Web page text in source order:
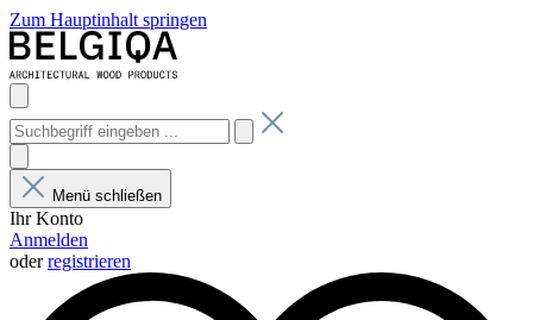
Zum Hauptinhalt springen
Menü schließen
Ihr Konto
Anmelden
oderregistrieren